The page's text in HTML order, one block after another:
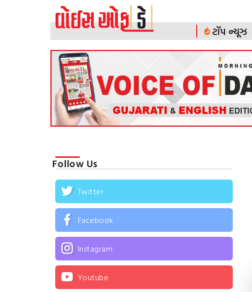
ટૉપ ન્યૂઝ
Follow Us
Twitter
Facebook
Instagram
Youtube